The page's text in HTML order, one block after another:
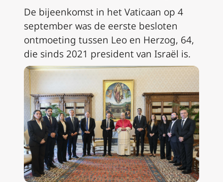
De bijeenkomst in het Vaticaan op 4
september was de eerste besloten
ontmoeting tussen Leo en Herzog, 64,
die sinds 2021 president van Israël is.